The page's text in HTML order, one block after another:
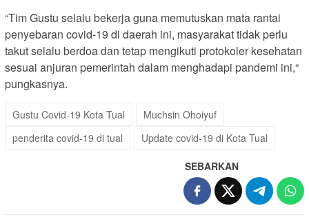
“Tim Gustu selalu bekerja guna memutuskan mata rantai
penyebaran covid-19 di daerah ini, masyarakat tidak perlu
takut selalu berdoa dan tetap mengikuti protokoler kesehatan
sesuai anjuran pemerintah dalam menghadapi pandemi ini,“
pungkasnya.
Gustu Covid-19 Kota Tual
Muchsin Ohoiyuf
penderita covid-19 di tual
Update covid-19 di Kota Tual
SEBARKAN